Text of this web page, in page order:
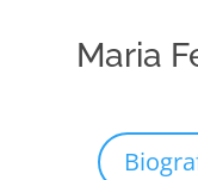
Maria